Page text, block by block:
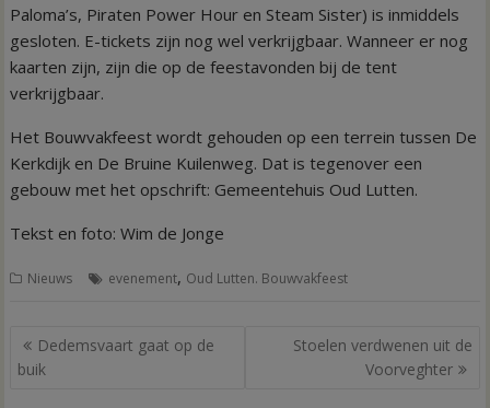
Paloma’s, Piraten Power Hour en Steam Sister) is inmiddels
gesloten. E-tickets zijn nog wel verkrijgbaar. Wanneer er nog
kaarten zijn, zijn die op de feestavonden bij de tent
verkrijgbaar.
Het Bouwvakfeest wordt gehouden op een terrein tussen De
Kerkdijk en De Bruine Kuilenweg. Dat is tegenover een
gebouw met het opschrift: Gemeentehuis Oud Lutten.
Tekst en foto: Wim de Jonge
Nieuws evenement, Oud Lutten. Bouwvakfeest
Bericht
navigatie
Dedemsvaart gaat op de
buik
Stoelen verdwenen uit de
Voorveghter